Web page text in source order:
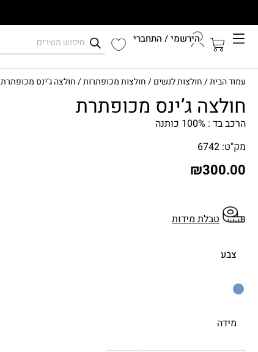
הירשמי / התחברי
עמוד הבית/חולצות לנשים/חולצות מכופתרות/ חולצה ג’ינס מכופתרת
חולצה ג’ינס מכופתרת
הרכב בד : 100% כותנה
מק"ט: 6742
₪300.00
טבלת מידות
צבע
מידה